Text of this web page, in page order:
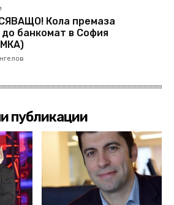
Кола премаза
до банкомат в София
публикации